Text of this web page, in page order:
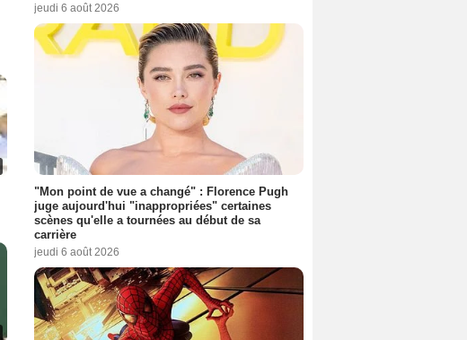
jeudi 6 août 2026
"Mon point de vue a changé" : Florence Pugh
juge aujourd'hui "inappropriées" certaines
scènes qu'elle a tournées au début de sa
carrière
jeudi 6 août 2026